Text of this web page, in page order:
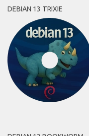
DEBIAN 13 TRIXIE